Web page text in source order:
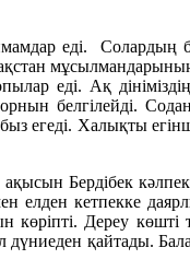
еді. Солардың
еді. Ақ
белгілейді.
егеді. Халықты
ақысын Бердібек
елден кетпекке
Дереу көшті
дүниеден қайтады.